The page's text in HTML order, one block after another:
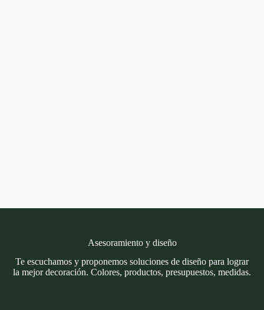
Asesoramiento y diseño
Te escuchamos y proponemos soluciones de diseño para lograr
la mejor decoración. Colores, productos, presupuestos, medidas.